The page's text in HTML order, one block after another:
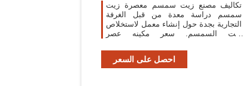
تكاليف مصنع زيت سمسم معصرة زيت
سمسم دراسة معدة من قبل الغرفة
التجارية بجدة حول إنشاء معمل لاستخلاص
زيت السمسم. سعر مكينه عصر
مصنع بلاستيك في مصر واسعار ماكينة
عصراحصل على السعر